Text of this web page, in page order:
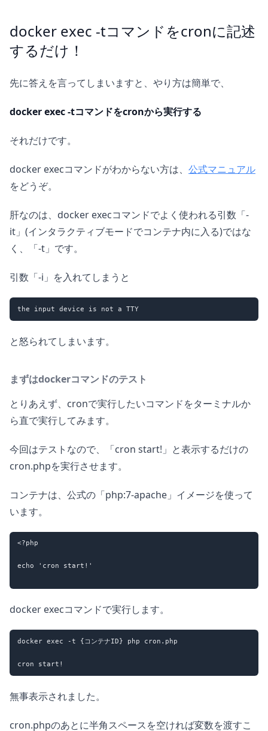
docker exec -tコマンドをcronに記述
するだけ！
先に答えを言ってしまいますと、やり方は簡単で、
docker exec -tコマンドをcronから実行する
それだけです。
docker execコマンドがわからない方は、 公式マニュアル
をどうぞ。
肝なのは、docker execコマンドでよく使われる引数「-
it」(インタラクティブモードでコンテナ内に入る)ではな
く、「-t」です。
引数「-i」を入れてしまうと
the input device is not a TTY
と怒られてしまいます。
まずはdockerコマンドのテスト
とりあえず、cronで実行したいコマンドをターミナルか
ら直で実行してみます。
今回はテストなので、「cron start!」と表示するだけの
cron.phpを実行させます。
コンテナは、公式の「php:7-apache」イメージを使って
います。
<?php
echo 'cron start!'
docker execコマンドで実行します。
docker exec -t {コンテナID} php cron.php
無事表示されました。
cron.phpのあとに半角スペースを空ければ変数を渡すこ